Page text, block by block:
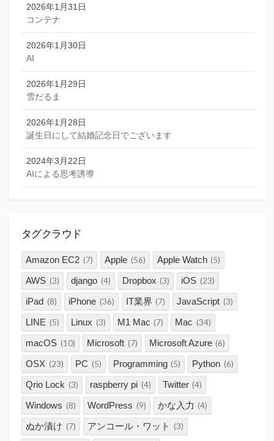
2026年1月31日
コンテナ
2026年1月30日
AI
2026年1月29日
雪だるま
2026年1月28日
誕生日にして結婚記念日でございます
2024年3月22日
AIによる思考誘導
タグクラウド
Amazon EC2 (7) Apple (56) Apple Watch (5)
AWS (3) django (4) Dropbox (3) iOS (23)
iPad (8) iPhone (36) IT業界 (7) JavaScript (3)
LINE (5) Linux (3) M1 Mac (7) Mac (34)
macOS (10) Microsoft (7) Microsoft Azure (6)
OSX (23) PC (5) Programming (5) Python (6)
Qrio Lock (3) raspberry pi (4) Twitter (4)
Windows (8) WordPress (9) かな入力 (4)
ぬか漬け (7) アンコール・ワット (3)